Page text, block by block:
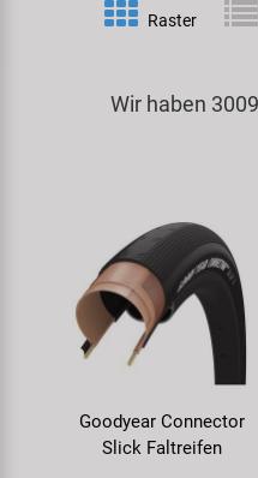
Sattelstützen
Schaltung
Schläuche
Steuersätze
Schutzbleche &
Spiegel
Taschen & Körbe
Universalwerkzeug und
M-Wave
Raster
Wir haben
Goodyear Connector
Slick Faltreifen